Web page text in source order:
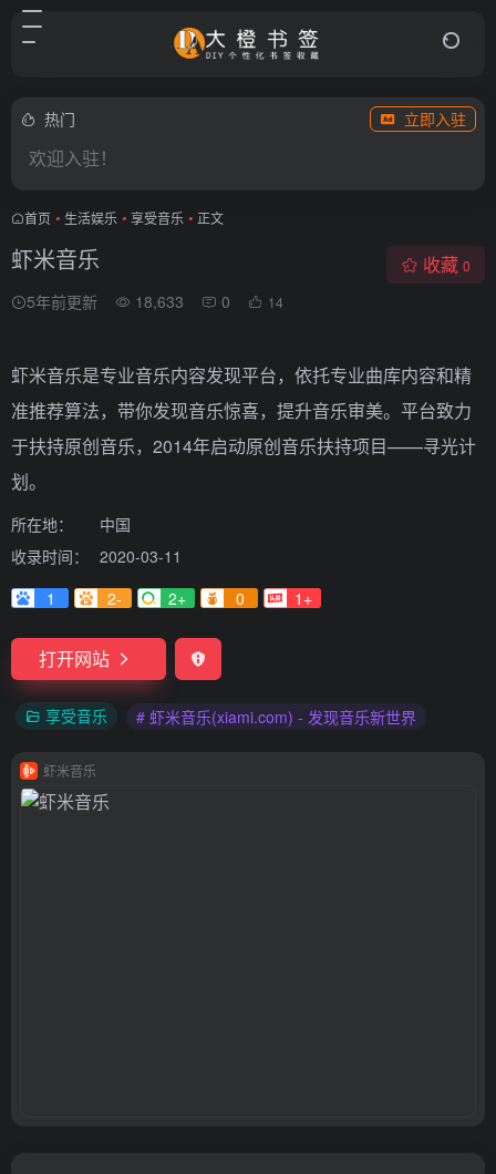
热门 立即入驻
欢迎入驻！
首页 • 生活娱乐 • 享受音乐 • 正文
虾米音乐
5年前更新 18,633 0 14
收藏 0
虾米音乐是专业音乐内容发现平台，依托专业曲库内容和精
准推荐算法，带你发现音乐惊喜，提升音乐审美。平台致力
于扶持原创音乐，2014年启动原创音乐扶持项目——寻光计
划。
所在地：
中国
收录时间：
2020-03-11
1
2- 2+ 0 1+
打开网站
享受音乐 # 虾米音乐(xiami.com) - 发现音乐新世界
虾米音乐